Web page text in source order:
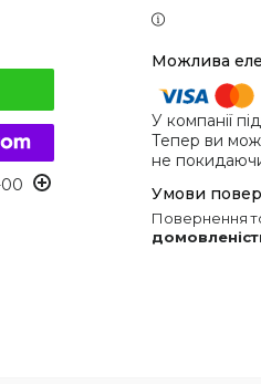
У компанії
Тепер ви
не
повернення